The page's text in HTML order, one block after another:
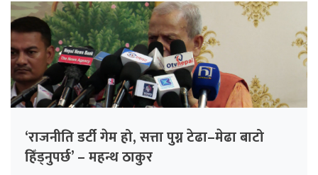
‘राजनीति डर्टी गेम हो, सत्ता पुग्न टेढा–मेढा बाटो
हिँड्नुपर्छ’ – महन्थ ठाकुर